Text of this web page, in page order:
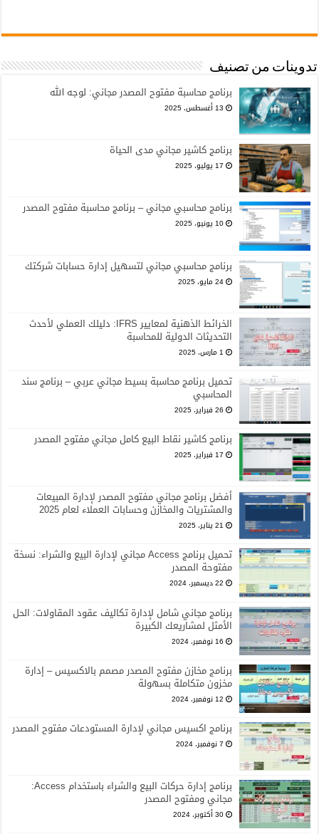
تدوينات من تصنيف
برنامج محاسبة مفتوح المصدر مجاني: لوجه الله
13 أغسطس، 2025
برنامج كاشير مجاني مدى الحياة
17 يوليو، 2025
برنامج محاسبي مجاني – برنامج محاسبة مفتوح المصدر
10 يونيو، 2025
برنامج محاسبي مجاني لتسهيل إدارة حسابات شركتك
24 مايو، 2025
الخرائط الذهنية لمعايير IFRS: دليلك العملي لأحدث
التحديثات الدولية للمحاسبة
1 مارس، 2025
تحميل برنامج محاسبة بسيط مجاني عربي – برنامج سند
المحاسبي
26 فبراير، 2025
برنامج كاشير نقاط البيع كامل مجاني مفتوح المصدر
17 فبراير، 2025
أفضل برنامج مجاني مفتوح المصدر لإدارة المبيعات
والمشتريات والمخازن وحسابات العملاء لعام 2025
21 يناير، 2025
تحميل برنامج Access مجاني لإدارة البيع والشراء: نسخة
مفتوحة المصدر
22 ديسمبر، 2024
برنامج مجاني شامل لإدارة تكاليف عقود المقاولات: الحل
الأمثل لمشاريعك الكبيرة
16 نوفمبر، 2024
برنامج مخازن مفتوح المصدر مصمم بالاكسيس – إدارة
مخزون متكاملة بسهولة
12 نوفمبر، 2024
برنامج اكسيس مجاني لإدارة المستودعات مفتوح المصدر
7 نوفمبر، 2024
برنامج إدارة حركات البيع والشراء باستخدام Access:
مجاني ومفتوح المصدر
30 أكتوبر، 2024